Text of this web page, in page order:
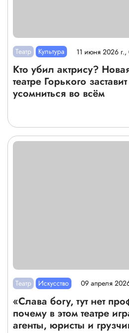
Театр Культура 11 июня 2026
Кто убил актрису?
театре Горького
усомниться во всём
Театр Искусство 09 апреля
«Слава богу, тут нет
почему в этом театре
агенты, юристы и